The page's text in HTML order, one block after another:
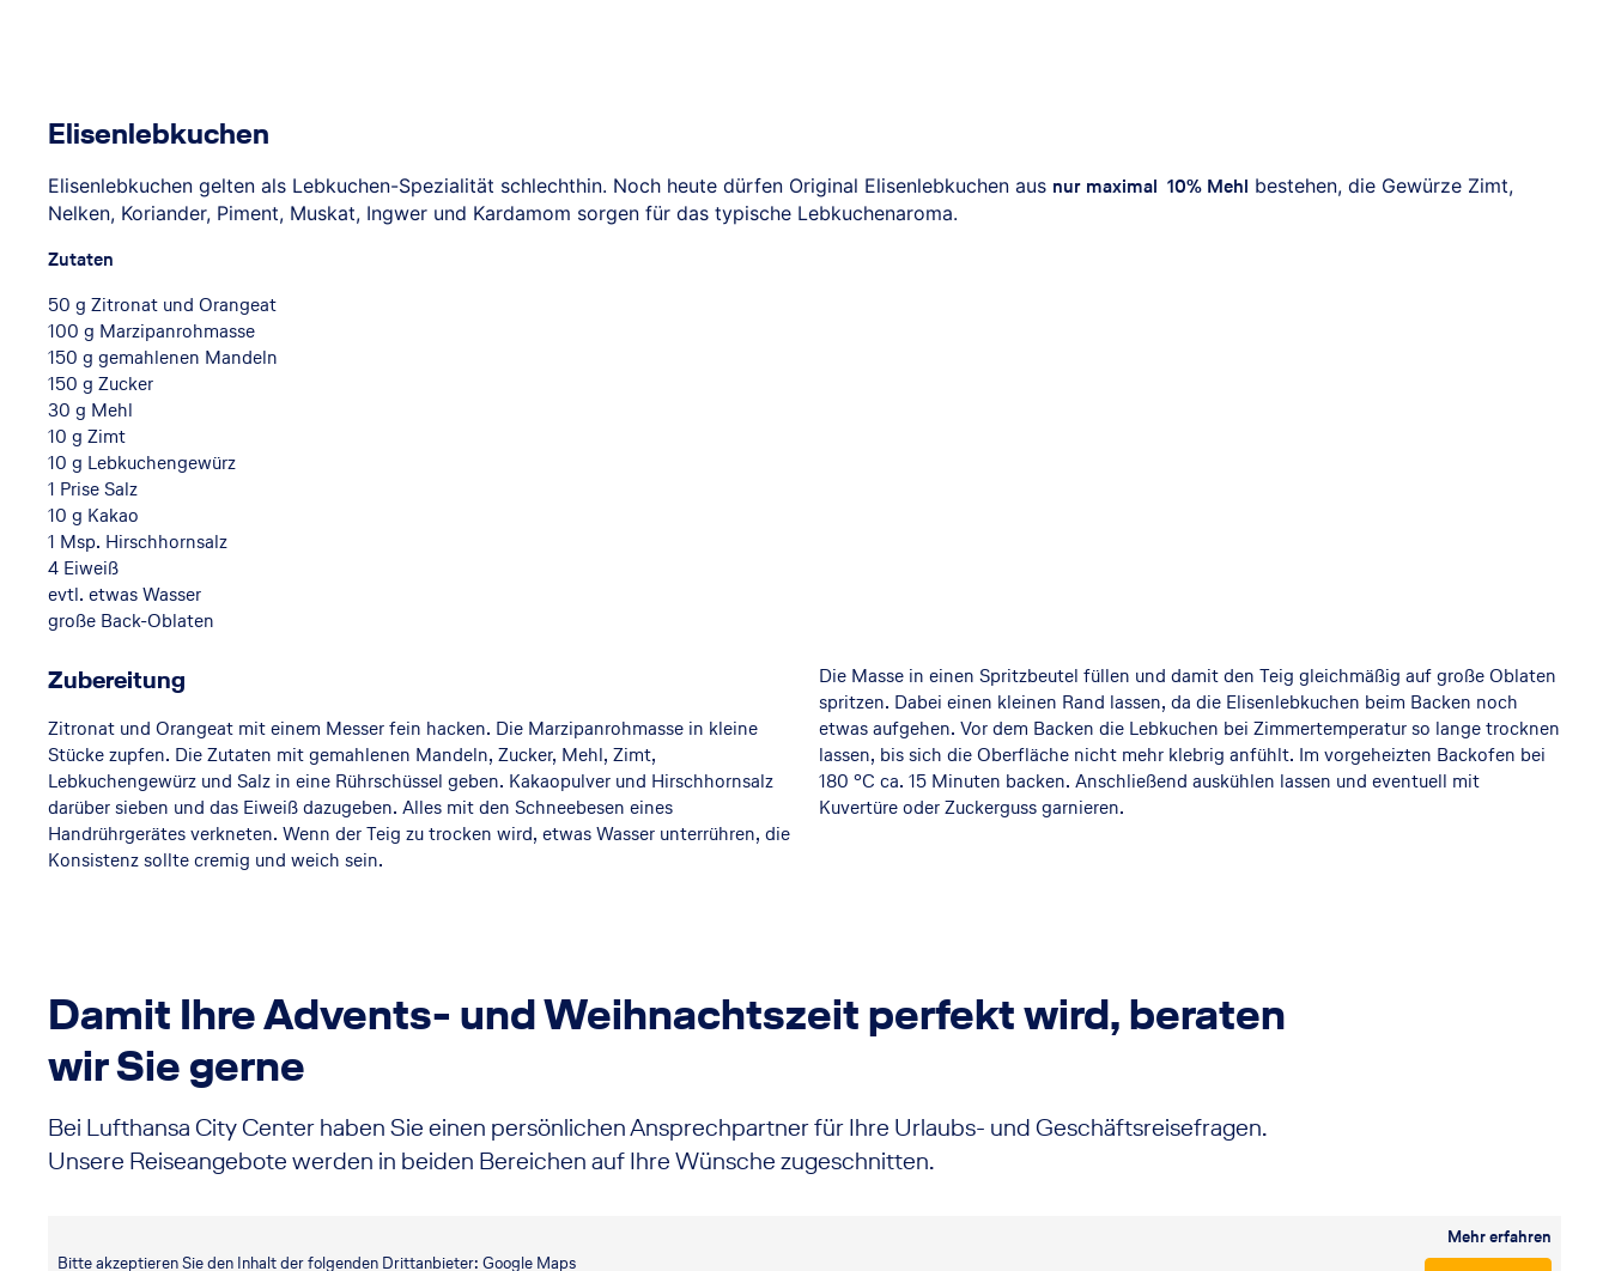
Elisenlebkuchen
Elisenlebkuchen gelten als Lebkuchen-Spezialität schlechthin. Noch heute dürfen Original Elisenlebkuchen aus nur maximal 10% Mehl bestehen, die Gewürze Zimt,
Nelken, Koriander, Piment, Muskat, Ingwer und Kardamom sorgen für das typische Lebkuchenaroma.
Zutaten
50 g Zitronat und Orangeat
100 g Marzipanrohmasse
150 g gemahlenen Mandeln
150 g Zucker
30 g Mehl
10 g Zimt
10 g Lebkuchengewürz
1 Prise Salz
10 g Kakao
1 Msp. Hirschhornsalz
4 Eiweiß
evtl. etwas Wasser
große Back-Oblaten
Zubereitung
Zitronat und Orangeat mit einem Messer fein hacken. Die Marzipanrohmasse in kleine
Stücke zupfen. Die Zutaten mit gemahlenen Mandeln, Zucker, Mehl, Zimt,
Lebkuchengewürz und Salz in eine Rührschüssel geben. Kakaopulver und Hirschhornsalz
darüber sieben und das Eiweiß dazugeben. Alles mit den Schneebesen eines
Handrührgerätes verkneten. Wenn der Teig zu trocken wird, etwas Wasser unterrühren, die
Konsistenz sollte cremig und weich sein.
Die Masse in einen Spritzbeutel füllen und damit den Teig gleichmäßig auf große Oblaten
spritzen. Dabei einen kleinen Rand lassen, da die Elisenlebkuchen beim Backen noch
etwas aufgehen. Vor dem Backen die Lebkuchen bei Zimmertemperatur so lange trocknen
lassen, bis sich die Oberfläche nicht mehr klebrig anfühlt. Im vorgeheizten Backofen bei
180 °C ca. 15 Minuten backen. Anschließend auskühlen lassen und eventuell mit
Kuvertüre oder Zuckerguss garnieren.
Damit Ihre Advents- und Weihnachtszeit perfekt wird, beraten
wir Sie gerne
Bei Lufthansa City Center haben Sie einen persönlichen Ansprechpartner für Ihre Urlaubs- und Geschäftsreisefragen.
Unsere Reiseangebote werden in beiden Bereichen auf Ihre Wünsche zugeschnitten.
Bitte akzeptieren Sie den Inhalt der folgenden Drittanbieter: Google Maps
Mehr erfahren